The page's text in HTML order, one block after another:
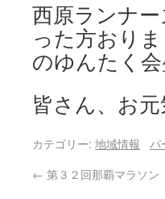
西原ランナ
った方おり
のゆんたく
皆さん、お
カテゴリー: 地域情報
パ
← 第３２回那覇マラソ